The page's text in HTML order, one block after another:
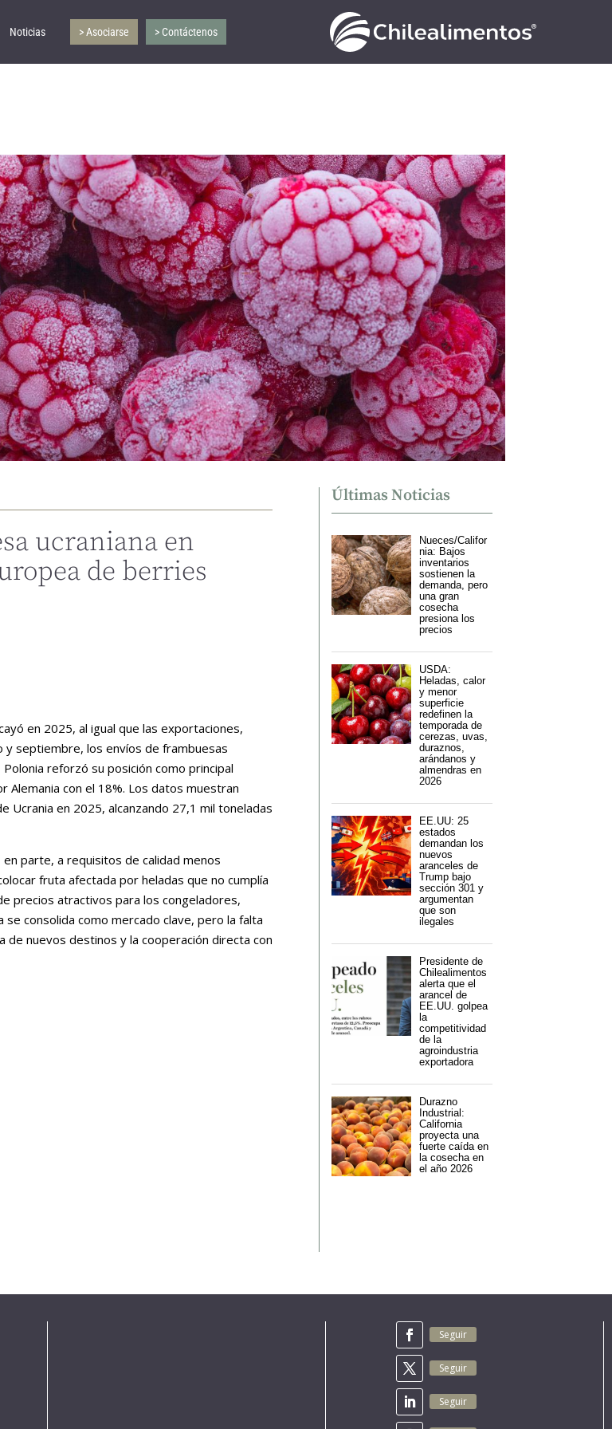
Noticias > Asociarse > Contáctenos
ucraniana en
de berries
en 2025, al igual que las exportaciones,
y septiembre, los envíos de frambuesas
reforzó su posición como principal
con el 18%. Los datos muestran
Ucrania en 2025, alcanzando 27,1 mil toneladas
parte, a requisitos de calidad menos
fruta afectada por heladas que no cumplía
precios atractivos para los congeladores,
consolida como mercado clave, pero la falta
de nuevos destinos y la cooperación directa con
Últimas Noticias
Nueces/Califor
nia: Bajos
inventarios
sostienen la
demanda, pero
una gran
cosecha
presiona los
precios
USDA:
Heladas, calor
y menor
superficie
redefinen la
temporada de
cerezas, uvas,
duraznos,
arándanos y
almendras en
2026
EE.UU: 25
estados
demandan los
nuevos
aranceles de
Trump bajo
sección 301 y
argumentan
que son
ilegales
Presidente de
Chilealimentos
alerta que el
arancel de
EE.UU. golpea
la
competitividad
de la
agroindustria
exportadora
Durazno
Industrial:
California
proyecta una
fuerte caída en
la cosecha en
el año 2026
Seguir
Seguir
Seguir